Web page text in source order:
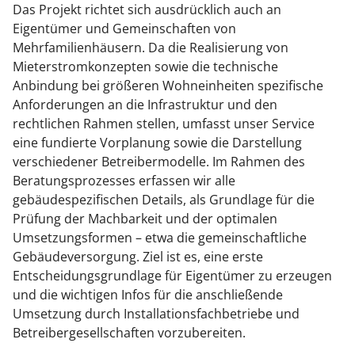
Das Projekt richtet sich ausdrücklich auch an
Eigentümer und Gemeinschaften von
Mehrfamilienhäusern. Da die Realisierung von
Mieterstromkonzepten sowie die technische
Anbindung bei größeren Wohneinheiten spezifische
Anforderungen an die Infrastruktur und den
rechtlichen Rahmen stellen, umfasst unser Service
eine fundierte Vorplanung sowie die Darstellung
verschiedener Betreibermodelle. Im Rahmen des
Beratungsprozesses erfassen wir alle
gebäudespezifischen Details, als Grundlage für die
Prüfung der Machbarkeit und der optimalen
Umsetzungsformen – etwa die gemeinschaftliche
Gebäudeversorgung. Ziel ist es, eine erste
Entscheidungsgrundlage für Eigentümer zu erzeugen
und die wichtigen Infos für die anschließende
Umsetzung durch Installationsfachbetriebe und
Betreibergesellschaften vorzubereiten.